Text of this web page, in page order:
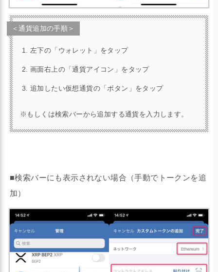
＜通貨追加の手順＞
左下の「ウォレット」をタップ
画面右上の「通貨アイコン」をタップ
追加したい仮想通貨の「ボタン」をタップ
※もしくは検索バーから追加する通貨を入力します。
■検索バーにも表示されない場合（手動でトークンを追
加）